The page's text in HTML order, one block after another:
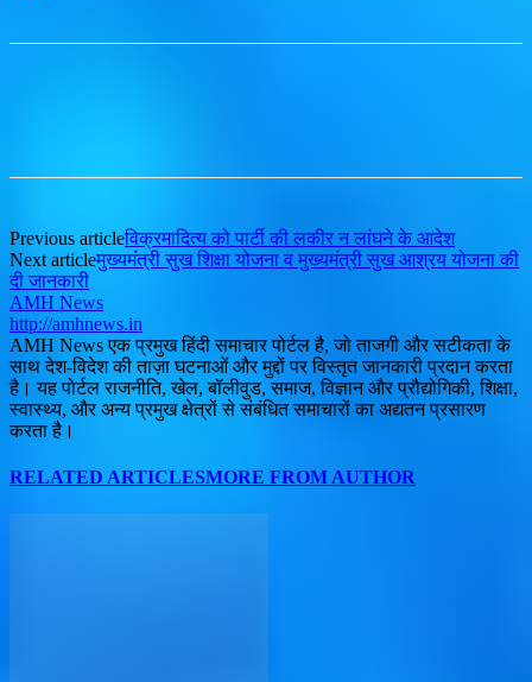
Previous articleविक्रमादित्य को पार्टी की लकीर न लांघने के आदेश
Next articleमुख्यमंत्री सुख शिक्षा योजना व मुख्यमंत्री सुख आश्रय योजना की
दी जानकारी
AMH News
http://amhnews.in
AMH News एक प्रमुख हिंदी समाचार पोर्टल है, जो ताजगी और सटीकता के
साथ देश-विदेश की ताज़ा घटनाओं और मुद्दों पर विस्तृत जानकारी प्रदान करता
है। यह पोर्टल राजनीति, खेल, बॉलीवुड, समाज, विज्ञान और प्रौद्योगिकी, शिक्षा,
स्वास्थ्य, और अन्य प्रमुख क्षेत्रों से संबंधित समाचारों का अद्यतन प्रसारण
करता है।
RELATED ARTICLESMORE FROM AUTHOR